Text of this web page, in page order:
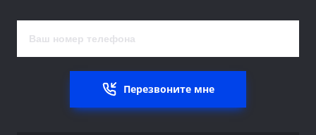
Перезвоните мне